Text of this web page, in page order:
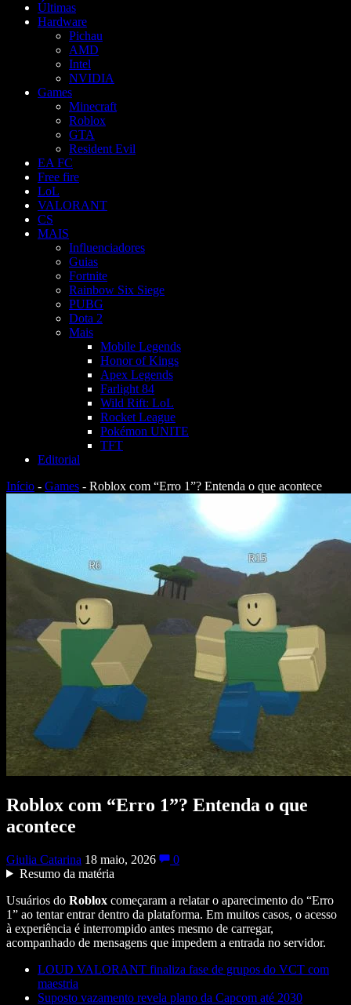
Últimas
Hardware
Pichau
AMD
Intel
NVIDIA
Games
Minecraft
Roblox
GTA
Resident Evil
EA FC
Free fire
LoL
VALORANT
CS
MAIS
Influenciadores
Guias
Fortnite
Rainbow Six Siege
PUBG
Dota 2
Mais
Mobile Legends
Honor of Kings
Apex Legends
Farlight 84
Wild Rift: LoL
Rocket League
Pokémon UNITE
TFT
Editorial
Início - Games - Roblox com “Erro 1”? Entenda o que acontece
Roblox com “Erro 1”? Entenda o que
acontece
Giulia Catarina 18 maio, 2026
0
Resumo da matéria
Usuários do Roblox começaram a relatar o aparecimento do “Erro
1” ao tentar entrar dentro da plataforma. Em muitos casos, o acesso
à experiência é interrompido antes mesmo de carregar,
acompanhado de mensagens que impedem a entrada no servidor.
LOUD VALORANT finaliza fase de grupos do VCT com
maestria
Suposto vazamento revela plano da Capcom até 2030